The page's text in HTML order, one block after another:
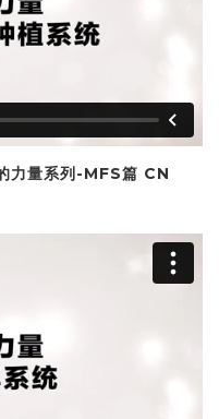
量系列-MFS篇 CN